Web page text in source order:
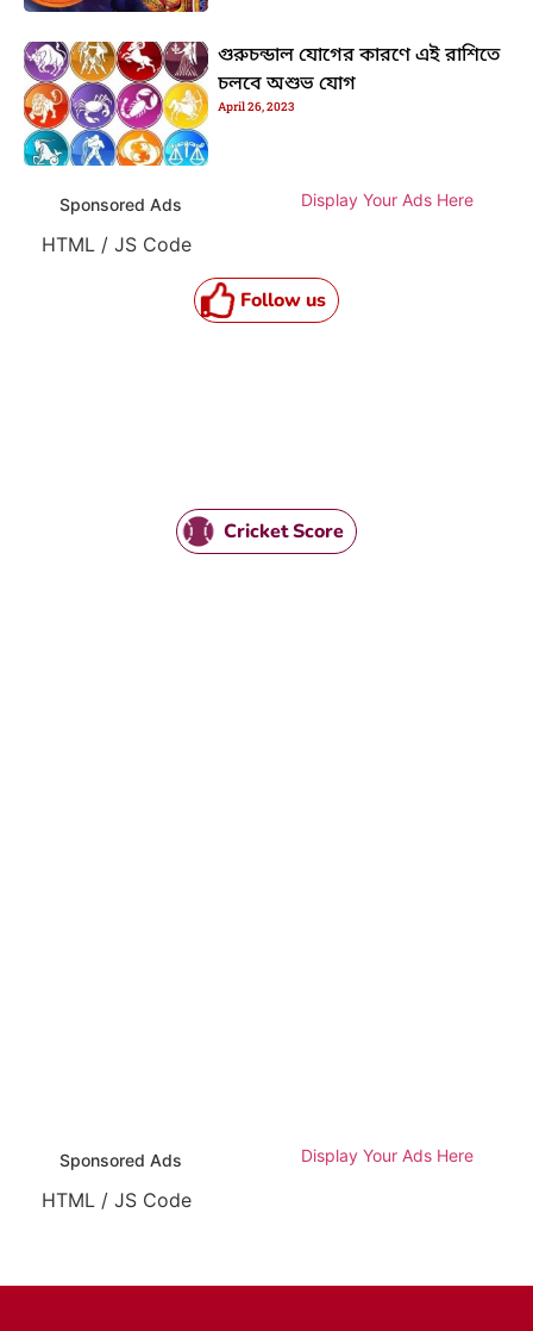
গুরুচন্ডাল যোগের কারণে এই রাশিতে
চলবে অশুভ যোগ
April 26, 2023
Sponsored Ads Display Your Ads Here
HTML / JS Code
Follow us
Cricket Score
Sponsored Ads Display Your Ads Here
HTML / JS Code